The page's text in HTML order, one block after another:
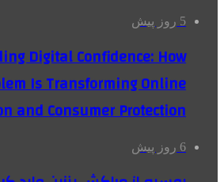
5 روز پیش
Digital Confidence: How
Is Transforming Online
and Consumer Protection
6 روز پیش